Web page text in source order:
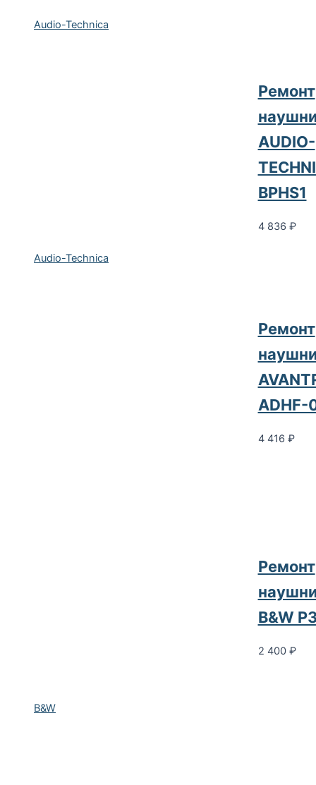
Audio-Technica
Audio-Technica
Ремонт
AUDIO-
BPHS1
4 836 ₽
Ремонт
ADHF-
4 416 ₽
B&W
Ремонт
B&W
2 400 ₽